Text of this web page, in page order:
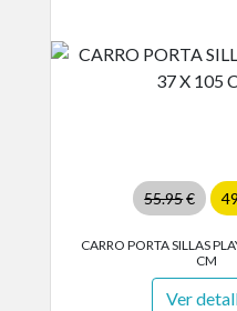
55.95€
CARRO PORTA SILLAS
CM
Ver